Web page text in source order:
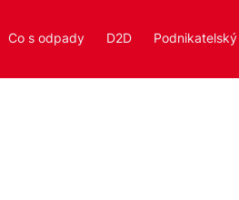
Co s odpady D2D